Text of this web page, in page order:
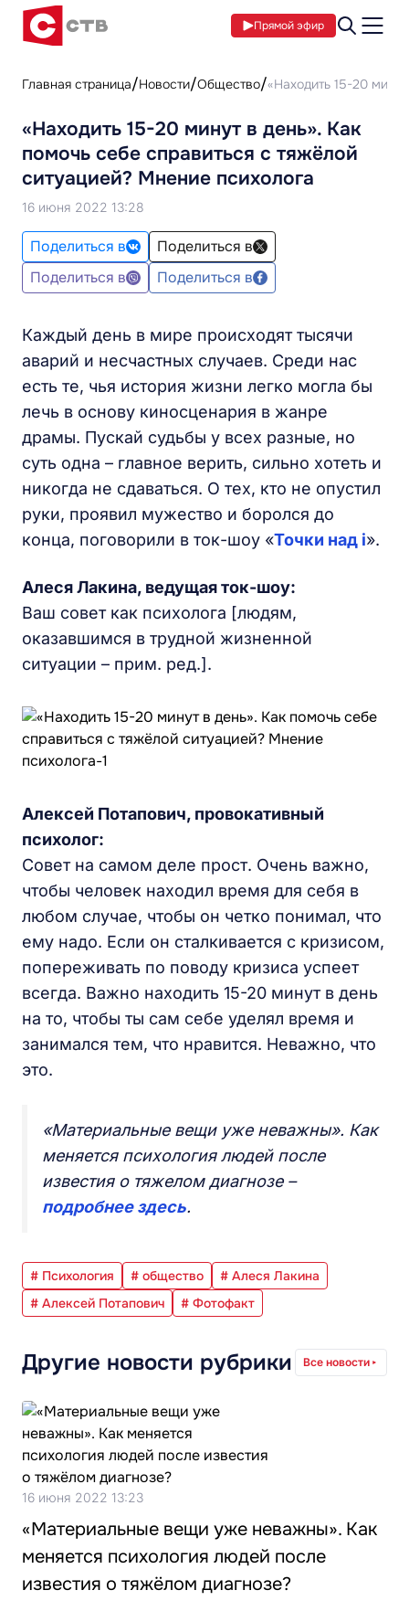
Прямой эфир
Главная страница Новости Общество «Находить 15-20
«Находить 15-20 минут в день». Как
помочь себе справиться с тяжёлой
ситуацией? Мнение психолога
16 июня 2022 13:28
Поделиться в
Поделиться в
Поделиться в
Поделиться в
Каждый день в мире происходят тысячи
аварий и несчастных случаев. Среди нас
есть те, чья история жизни легко могла бы
лечь в основу киносценария в жанре
драмы. Пускай судьбы у всех разные, но
суть одна – главное верить, сильно хотеть и
никогда не сдаваться. О тех, кто не опустил
руки, проявил мужество и боролся до
конца, поговорили в ток-шоу «Точки над i».
Алеся Лакина, ведущая ток-шоу:
Ваш совет как психолога [людям,
оказавшимся в трудной жизненной
ситуации – прим. ред.].
Алексей Потапович, провокативный
психолог:
Совет на самом деле прост. Очень важно,
чтобы человек находил время для себя в
любом случае, чтобы он четко понимал, что
ему надо. Если он сталкивается с кризисом,
попереживать по поводу кризиса успеет
всегда. Важно находить 15-20 минут в день
на то, чтобы ты сам себе уделял время и
занимался тем, что нравится. Неважно, что
это.
«Материальные вещи уже неважны». Как
меняется психология людей после
известия о тяжелом диагнозе –
подробнее здесь.
# Психология # общество
# Алеся Лакина
# Алексей Потапович
# Фотофакт
Другие новости рубрики Все новости
16 июня 2022 13:23
«Материальные вещи уже неважны». Как
меняется психология людей после
известия о тяжёлом диагнозе?